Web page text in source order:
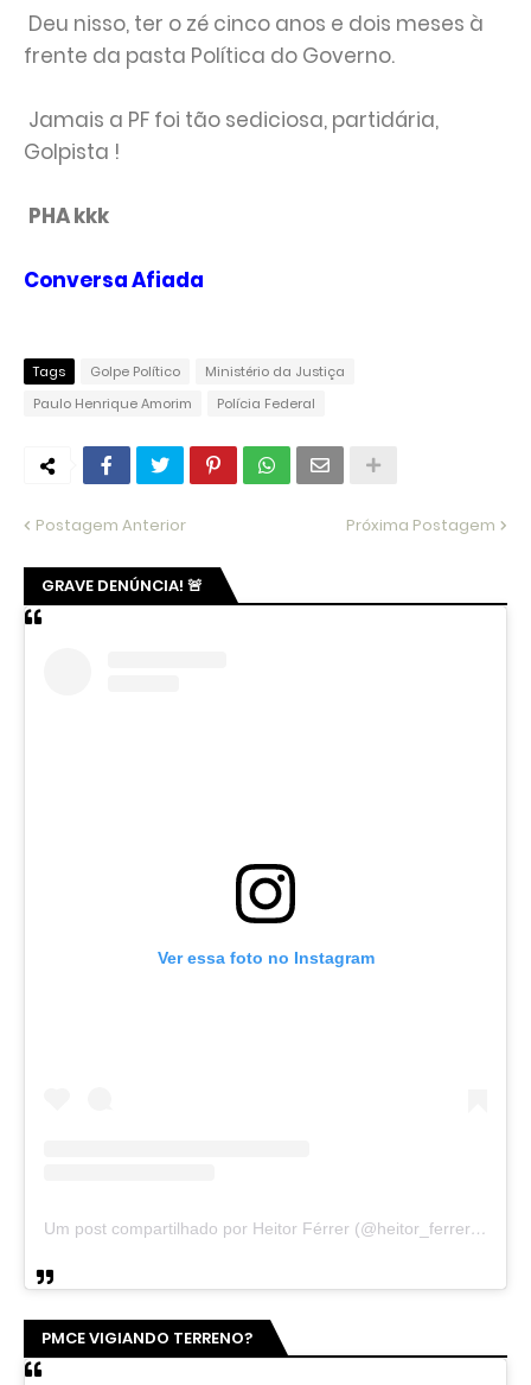
Deu nisso, ter o zé cinco anos e dois meses à
frente da pasta Política do Governo.
Jamais a PF foi tão sediciosa, partidária,
Golpista !
PHA kkk
Conversa Afiada
Tags Golpe Político
Ministério da Justiça
Paulo Henrique Amorim
Polícia Federal
Postagem Anterior Próxima Postagem
GRAVE DENÚNCIA! 🚨
Ver essa foto no Instagram
Um post compartilhado por Heitor Férrer (@heitor_ferrer77)
PMCE VIGIANDO TERRENO?